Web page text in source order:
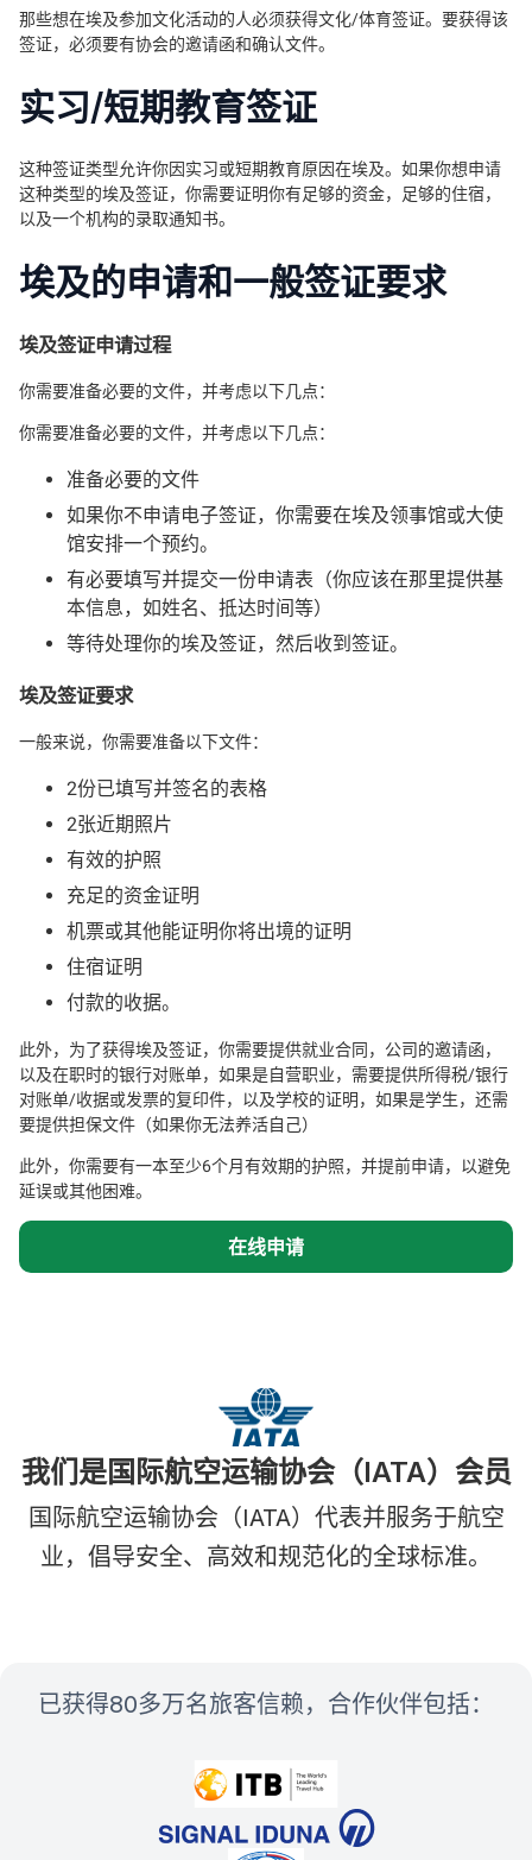
那些想在埃及参加文化活动的人必须获得文化/体育签证。要获得该
签证，必须要有协会的邀请函和确认文件。
实习/短期教育签证
这种签证类型允许你因实习或短期教育原因在埃及。如果你想申请
这种类型的埃及签证，你需要证明你有足够的资金，足够的住宿，
以及一个机构的录取通知书。
埃及的申请和一般签证要求
埃及签证申请过程
你需要准备必要的文件，并考虑以下几点：
你需要准备必要的文件，并考虑以下几点：
准备必要的文件
如果你不申请电子签证，你需要在埃及领事馆或大使
馆安排一个预约。
有必要填写并提交一份申请表（你应该在那里提供基
本信息，如姓名、抵达时间等）
等待处理你的埃及签证，然后收到签证。
埃及签证要求
一般来说，你需要准备以下文件：
2份已填写并签名的表格
2张近期照片
有效的护照
充足的资金证明
机票或其他能证明你将出境的证明
住宿证明
付款的收据。
此外，为了获得埃及签证，你需要提供就业合同，公司的邀请函，
以及在职时的银行对账单，如果是自营职业，需要提供所得税/银行
对账单/收据或发票的复印件，以及学校的证明，如果是学生，还需
要提供担保文件（如果你无法养活自己）
此外，你需要有一本至少6个月有效期的护照，并提前申请，以避免
延误或其他困难。
在线申请
我们是国际航空运输协会（IATA）会员
国际航空运输协会（IATA）代表并服务于航空
业，倡导安全、高效和规范化的全球标准。
已获得80多万名旅客信赖，合作伙伴包括：